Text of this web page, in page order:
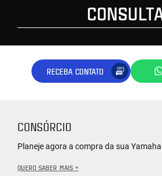
RECEBA CONTATO
CONSÓRCIO
Planeje agora a compra da sua Yamaha
QUERO SABER MAIS +